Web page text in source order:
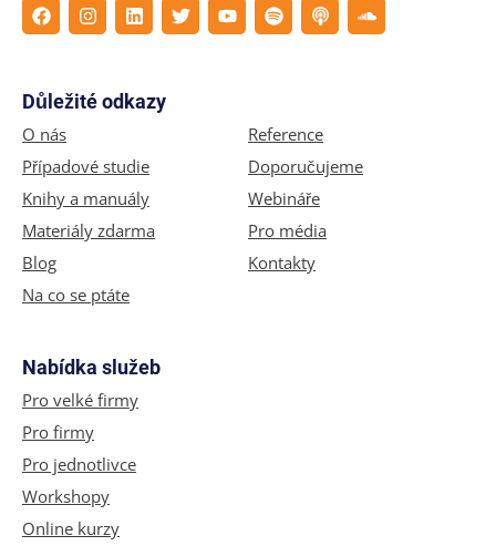
Důležité odkazy
O nás
Případové studie
Knihy a manuály
Materiály zdarma
Blog
Na co se ptáte
Reference
Doporučujeme
Webináře
Pro média
Kontakty
Nabídka služeb
Pro velké firmy
Pro firmy
Pro jednotlivce
Workshopy
Online kurzy